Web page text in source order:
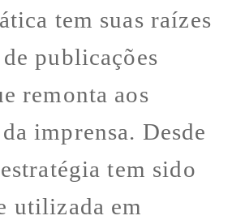
tem suas raízes
publicações
remonta aos
imprensa. Desde
tem sido
utilizada em